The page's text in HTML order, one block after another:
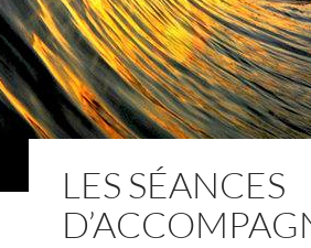
LES SÉANCES